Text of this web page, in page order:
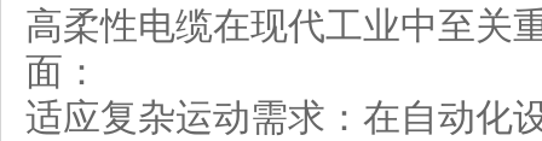
高柔性电缆在现代工业中至关
面：
适应复杂运动需求：在自动化